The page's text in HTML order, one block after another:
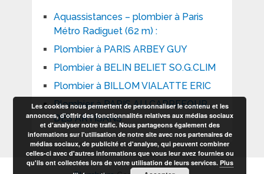
Aquassistances – plombier à Paris
Métro Radiguet (62 m) :
Plombier à PARIS ARBEY GUY
Plombier à BELIN BELIET SO.G.CLIM
Plombier à BILLOM VIALATTE ERIC
Plombier à PARIS AU CARREFOUR
DES ARTISANS
Les cookies nous permettent de personnaliser le contenu et les
annonces, d'offrir des fonctionnalités relatives aux médias sociaux
et d'analyser notre trafic. Nous partageons également des
informations sur l'utilisation de notre site avec nos partenaires de
médias sociaux, de publicité et d'analyse, qui peuvent combiner
celles-ci avec d'autres informations que vous leur avez fournies ou
qu'ils ont collectées lors de votre utilisation de leurs services. Plus